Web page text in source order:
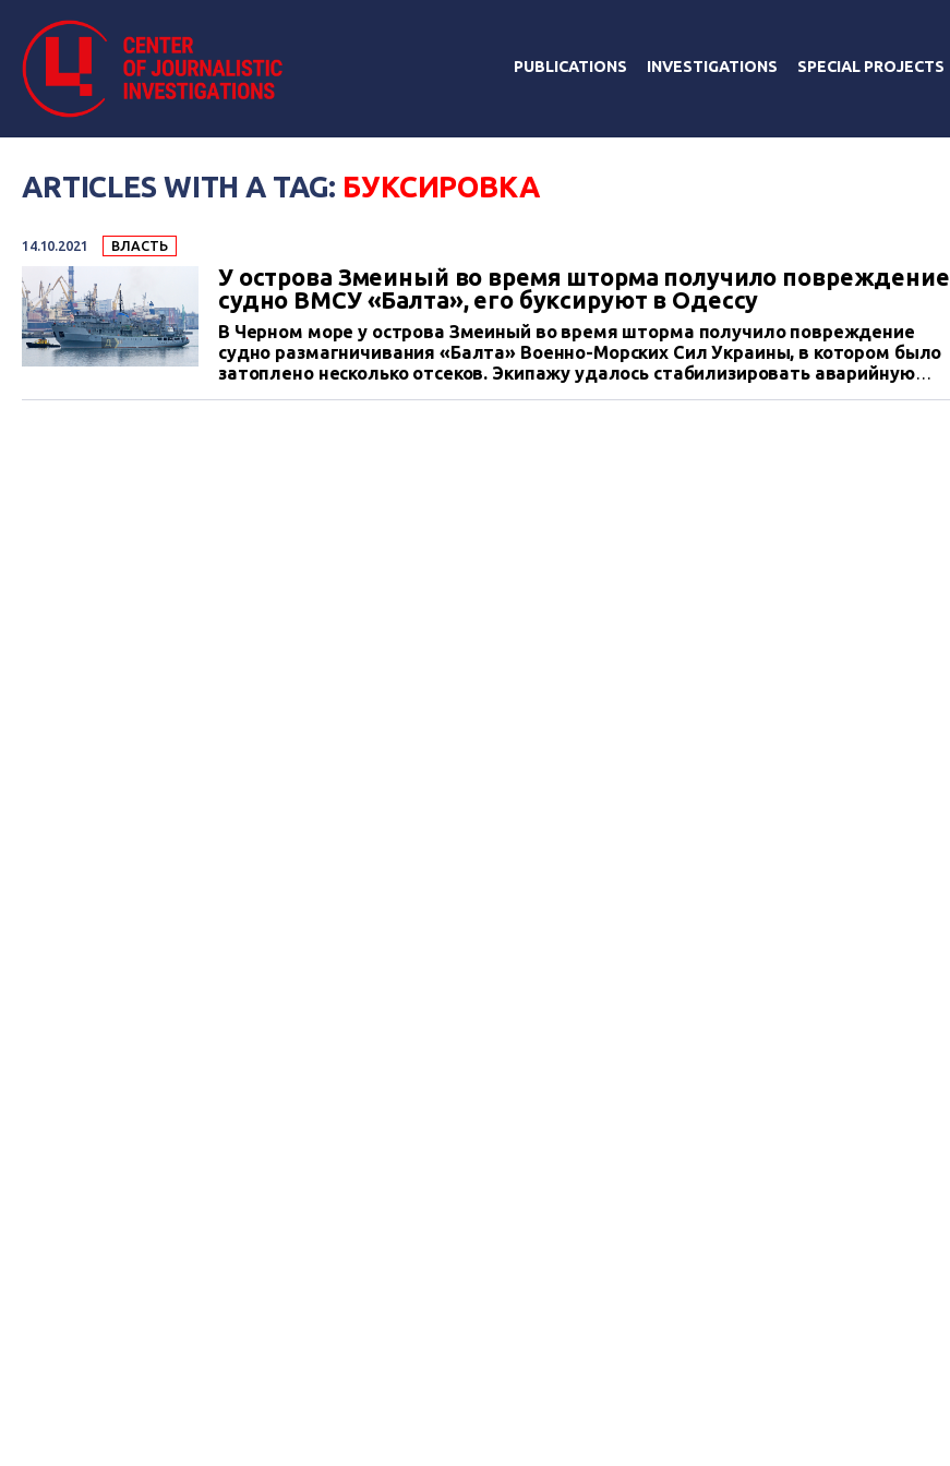
PUBLICATIONS INVESTIGATIONS SPECIAL PROJECTS
ARTICLES WITH A TAG: БУКСИРОВКА
14.10.2021 ВЛАСТЬ
У острова Змеиный во время шторма получило повреждение
судно ВМСУ «Балта», его буксируют в Одессу
В Черном море у острова Змеиный во время шторма получило повреждение
судно размагничивания «Балта» Военно-Морских Сил Украины, в котором было
затоплено несколько отсеков. Экипажу удалось стабилизировать аварийную